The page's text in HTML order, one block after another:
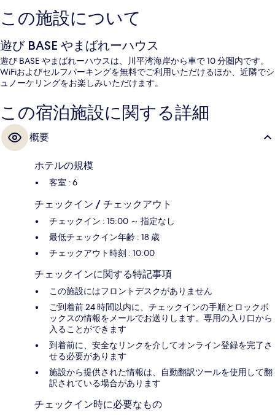
この施設について
遊び BASE やまばれーハウス
遊び BASE やまばれーハウスは、川平湾海岸から車で 10 分圏内です。
WiFiおよびセルフパーキングを無料でご利用いただけるほか、近隣でシ
ュノーケリングをお楽しみいただけます。
この宿泊施設に関する詳細
概要
ホテルの規模
客室 : 6
チェックイン / チェックアウト
チェックイン : 15:00 ～ 指定なし
最低チェックイン年齢 : 18 歳
チェックアウト時刻 : 10:00
チェックインに関する特記事項
この施設にはフロントデスクがありません
ご到着前 24 時間以内に、チェックインの手順とロックボ
ックスの情報をメールでお送りします。専用の入り口から
入ることができます
到着前に、安全なリンクを介してオンライン登録を完了さ
せる必要があります
施設から提供された情報は、自動翻訳ツールを使用して翻
訳されている場合があります
チェックイン時に必要なもの